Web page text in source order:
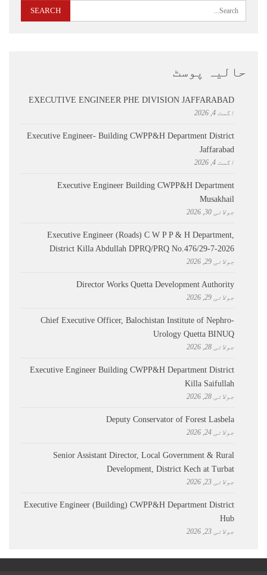
حالیہ پوسٹ
EXECUTIVE ENGINEER PHE DIVISION JAFFARABAD
اگست 4, 2026
Executive Engineer- Building CWPP&H Department District
Jaffarabad
اگست 4, 2026
Executive Engineer Building CWPP&H Department
Musakhail
جولائی 30, 2026
Executive Engineer (Roads) C W P P & H Department,
District Killa Abdullah ​DPRQ/PRQ No.476/29-7-2026
جولائی 29, 2026
Director Works Quetta Development Authority
جولائی 29, 2026
Chief Executive Officer, Balochistan Institute of Nephro-
Urology Quetta BINUQ
جولائی 28, 2026
Executive Engineer Building CWPP&H Department District
Killa Saifullah
جولائی 28, 2026
Deputy Conservator of Forest Lasbela
جولائی 24, 2026
Senior Assistant Director, Local Government & Rural
Development, District Kech at Turbat
جولائی 23, 2026
Executive Engineer (Building) CWPP&H Department District
Hub
جولائی 23, 2026